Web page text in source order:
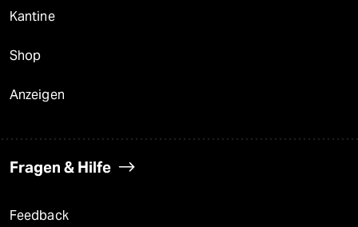
Kantine
Shop
Anzeigen
Fragen & Hilfe
Feedback